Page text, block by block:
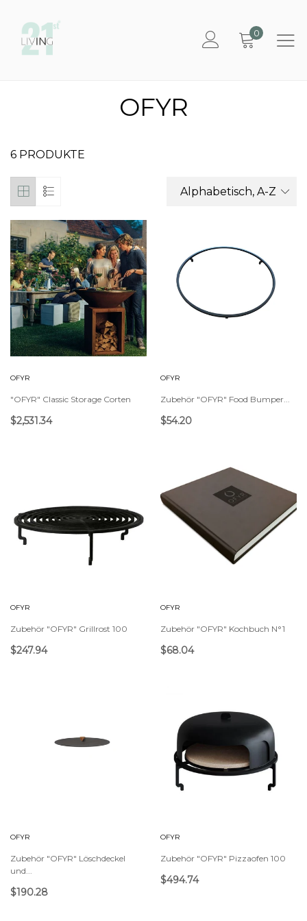
0
OFYR
6 PRODUKTE
Alphabetisch, A-Z
OFYR
"OFYR" Classic Storage Corten
$2,531.34
OFYR
Zubehör "OFYR" Food Bumper...
$54.20
OFYR
Zubehör "OFYR" Grillrost 100
$247.94
OFYR
Zubehör "OFYR" Kochbuch N°1
$68.04
OFYR
Zubehör "OFYR" Löschdeckel
und...
$190.28
OFYR
Zubehör "OFYR" Pizzaofen 100
$494.74